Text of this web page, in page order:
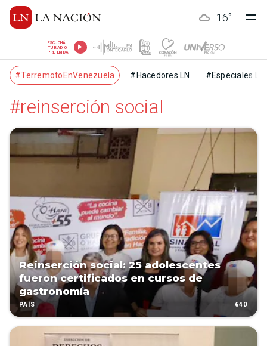
16°
ESCUCHÁ
TU RADIO
PREFERIDA
#TerremotoEnVenezuela #Hacedores LN #Especiales LN
#reinserción social
Reinserción social: 25 adolescentes
fueron certificados en cursos de
gastronomía
PAÍS 64D